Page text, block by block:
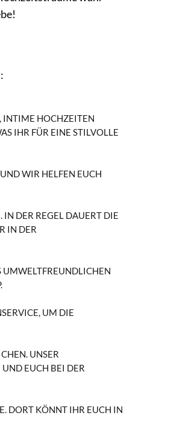
HOCHZEITEN E
IHR FÜR EINE STILVOLLE F
WIR HELFEN EUCH
DER REGEL DAUERT DIE
IN DER
UMWELTFREUNDLICHEN
UM DIE
UNSER
EUCH BEI DER
DORT KÖNNT IHR EUCH IN